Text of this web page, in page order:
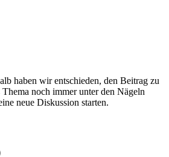
haben wir entschieden, den Beitrag zu
noch immer unter den Nägeln
neue Diskussion starten.